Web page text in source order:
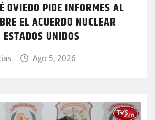
OVIEDO PIDE INFORMES AL
EL ACUERDO NUCLEAR
UNIDOS
Ago 5, 2026